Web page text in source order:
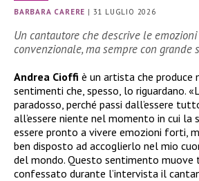
BARBARA CARERE | 31 LUGLIO 2026
Un cantautore che descrive le
convenzionale, ma sempre con grande
Andrea Cioffi è un artista che produce
sentimenti che, spesso, lo riguardano.
paradosso, perché passi dall’essere
all’essere niente nel momento in cui la
essere pronto a vivere emozioni forti,
ben disposto ad accoglierlo nel mio
del mondo. Questo sentimento muove
confessato durante l’intervista il